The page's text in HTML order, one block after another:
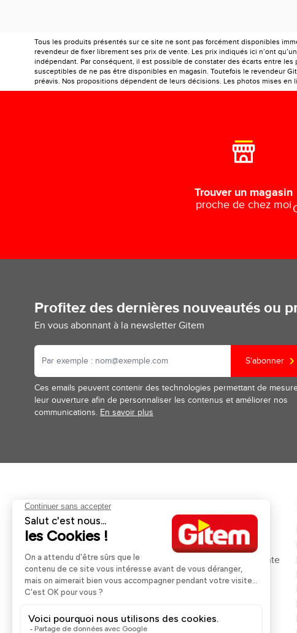
Tous les produits présentés sur ce site ne sont pas forcément disponibles
revendeur de fixer librement ses prix de vente. Les prix indiqués ici n’ont
indépendant. Par conséquent, il est possible de constater des écarts entre
susceptibles de ne pas être disponibles en magasin. Toutefois le revendeur
préavis. Nos propositions dépendent de leurs décisions. Les photos mises
Trouver un magasin
proche de chez moi
Profitez des dernières nouveautés ou
En vous abonnant à la newsletter Gitem
S'abonner
Ces emails peuvent contenir des technologies permettant de
leur ouverture afin de personnaliser les contenus et améliorer nos
communications. En savoir plus
Aides et informations
Retour et remboursement
Nos guides d'achat
Livraison et retrait
Rappels Produits
Une question ?
Pose et services
Financement
Service Après Vente